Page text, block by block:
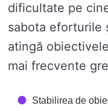
dificultate pe
sabota eforturile
atingă
mai frecvente
Stabilirea de